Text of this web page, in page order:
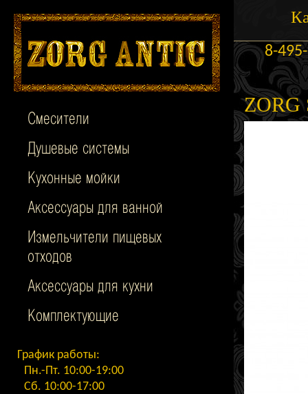
Смесители
Душевые системы
Кухонные мойки
Аксессуары для ванной
Измельчители пищевых
отходов
Аксессуары для кухни
Комплектующие
График работы:
Пн.-Пт. 10:00-19:00
Сб. 10:00-17:00
8-